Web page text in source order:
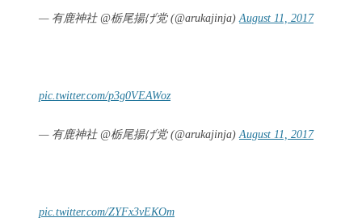
— 有鹿神社 @栃尾揚げ党 (@arukajinja)August 11, 2017
pic.twitter.com/p3g0VEAWoz
— 有鹿神社 @栃尾揚げ党 (@arukajinja)August 11, 2017
pic.twitter.com/ZYFx3vEKOm